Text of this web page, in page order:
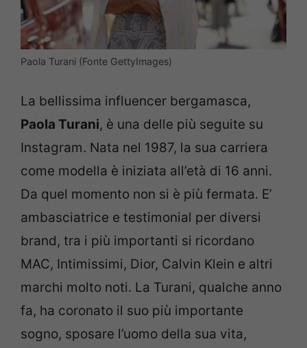
Paola Turani (Fonte GettyImages)
La bellissima influencer bergamasca,
Paola Turani, è una delle più seguite su
Instagram. Nata nel 1987, la sua carriera
come modella è iniziata all’età di 16 anni.
Da quel momento non si è più fermata. E’
ambasciatrice e testimonial per diversi
brand, tra i più importanti si ricordano
MAC, Intimissimi, Dior, Calvin Klein e altri
marchi molto noti. La Turani, qualche anno
fa, ha coronato il suo più importante
sogno, sposare l’uomo della sua vita,